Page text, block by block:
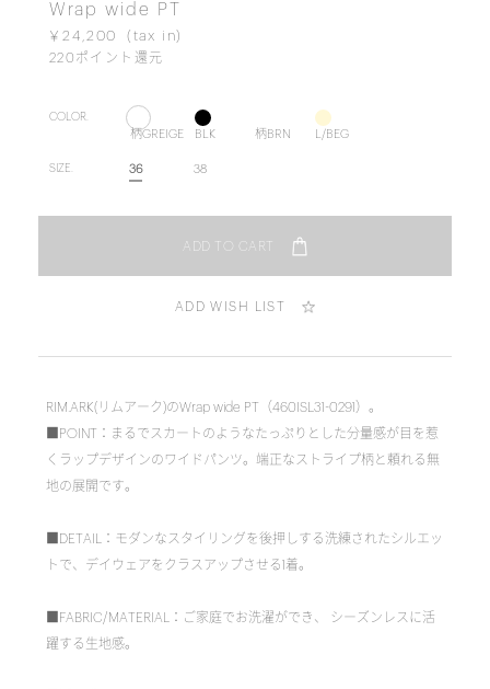
Wrap wide PT
￥24,200
220 ポイント還元
COLOR.
柄GREIGE BLK 柄BRN L/BEG
SIZE. 36 38
ADD WISH LIST
RIM.ARK(リムアーク)のWrap wide PT（460ISL31-0291）。
■POINT：まるでスカートのようなたっぷりとした分量感が目を惹
くラップデザインのワイドパンツ。端正なストライプ柄と頼れる無
地の展開です。
■DETAIL：モダンなスタイリングを後押しする洗練されたシルエッ
トで、デイウェアをクラスアップさせる1着。
■FABRIC/MATERIAL：ご家庭でお洗濯ができ、 シーズンレスに活
躍する生地感。